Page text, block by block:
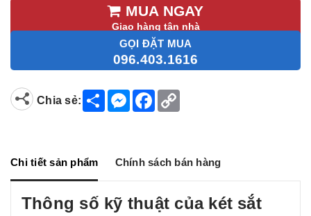
MUA NGAY
Giao hàng tận nhà
GỌI ĐẶT MUA
096.403.1616
Chia sẻ:
S
h
M
e
g
F
a
o
n
Chi tiết sản phẩm Chính sách bán hàng
Thông số kỹ thuật của két sắt